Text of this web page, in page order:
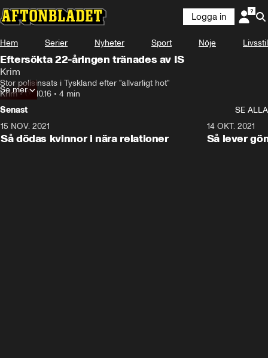
Logga in
Hem Serier Nyheter Sport Nöje Livsstil
Eftersökta 22-åringen tränades av IS
Krim
Stor polisinsats i Tyskland efter "allvarligt hot"
Krim•09.10.16 • 4 min
Se mer
Senast
SE ALLA
15 NOV. 2021
Så dödas kvinnor i nära relationer
14 OKT. 2021
Så lever